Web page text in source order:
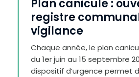
Plan canicule :
registre
vigilance
Chaque année, le plan
du 1er juin au 15 septembre
dispositif d’urgence permet